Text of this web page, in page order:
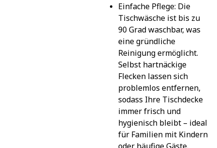
Einfache Pflege: Die
Tischwäsche ist bis zu
90 Grad waschbar, was
eine gründliche
Reinigung ermöglicht.
Selbst hartnäckige
Flecken lassen sich
problemlos entfernen,
sodass Ihre Tischdecke
immer frisch und
hygienisch bleibt – ideal
für Familien mit Kindern